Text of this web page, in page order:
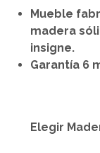
Mueble
madera
insigne.
Garantía 6
Elegir